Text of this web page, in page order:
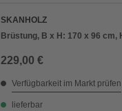
SKANHOLZ
Brüstung, B x H: 170 x 96 cm,
229,00 €
Verfügbarkeit im Markt prüfen
lieferbar